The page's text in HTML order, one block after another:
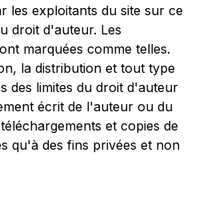
les exploitants du site sur ce
droit d'auteur. Les
marquées comme telles.
la distribution et tout type
des limites du droit d'auteur
écrit de l'auteur ou du
et copies de
qu'à des fins privées et non